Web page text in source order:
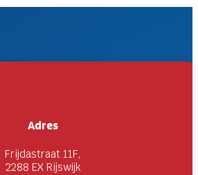
Adres
Frijdastraat 11F,
2288 EX Rijswijk